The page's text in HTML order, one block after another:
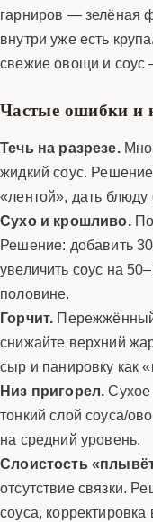
гарниров — зелёная
внутри уже есть
свежие овощи и соус
Частые ошибки и
Течь на разрезе.
жидкий соус.
«лентой», дать блюду
Сухо и крошливо.
Решение: добавить
увеличить соус на
половине.
Горчит.
снижайте верхний
сыр и панировку как
Низ пригорел.Сухое
тонкий слой соуса/
на средний уровень.
Слоистость
отсутствие связки.
соуса,